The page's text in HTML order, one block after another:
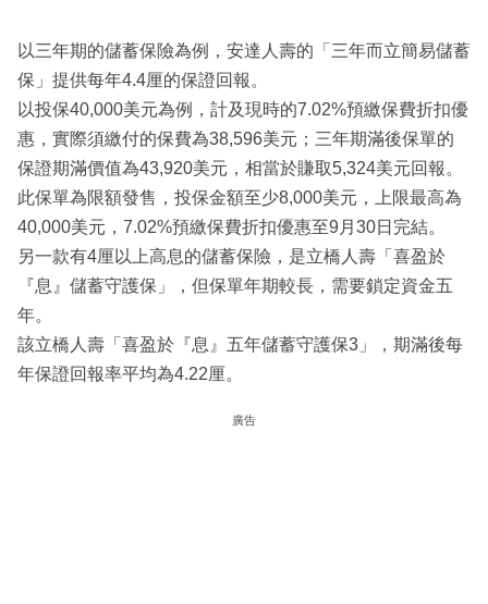
以三年期的儲蓄保險為例，安達人壽的「三年而立簡易儲蓄
保」提供每年4.4厘的保證回報。
以投保40,000美元為例，計及現時的7.02%預繳保費折扣優
惠，實際須繳付的保費為38,596美元；三年期滿後保單的
保證期滿價值為43,920美元，相當於賺取5,324美元回報。
此保單為限額發售，投保金額至少8,000美元，上限最高為
40,000美元，7.02%預繳保費折扣優惠至9月30日完結。
另一款有4厘以上高息的儲蓄保險，是立橋人壽「喜盈於
『息』儲蓄守護保」，但保單年期較長，需要鎖定資金五
年。
該立橋人壽「喜盈於『息』五年儲蓄守護保3」，期滿後每
年保證回報率平均為4.22厘。
廣告